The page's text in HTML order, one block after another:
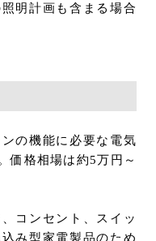
明計画も含まる場合
の機能に必要な電気
価格相場は約5万円～
コンセント、スイッ
み型家電製品のため